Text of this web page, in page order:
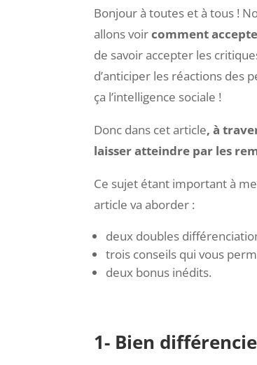
Bonjour à toutes et à tous !
allons voircomment
d’anticiper les réactions des
ça l’intelligence sociale !
Donc dans cet article, à
laisser atteindre par les
Ce sujet étant important à
article va aborder :
deux bonus inédits.